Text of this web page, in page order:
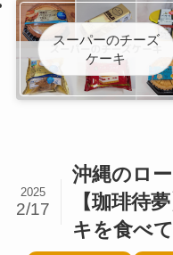
スーパーのチーズ
ケーキ
沖縄のロ
【珈琲待
キを食べ
2025
2/17